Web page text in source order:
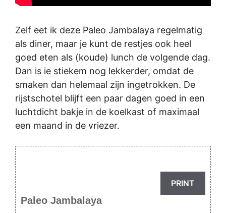
Zelf eet ik deze Paleo Jambalaya regelmatig
als diner, maar je kunt de restjes ook heel
goed eten als (koude) lunch de volgende dag.
Dan is ie stiekem nog lekkerder, omdat de
smaken dan helemaal zijn ingetrokken. De
rijstschotel blijft een paar dagen goed in een
luchtdicht bakje in de koelkast of maximaal
een maand in de vriezer.
PRINT
Paleo Jambalaya